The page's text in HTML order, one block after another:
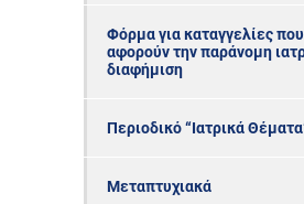
Φόρμα για καταγγελίες που
αφορούν την παράνομη
διαφήμιση
Περιοδικό “Ιατρικά
Μεταπτυχιακά